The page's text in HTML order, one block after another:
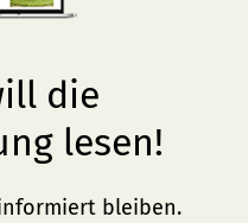
die
lesen!
bleiben.